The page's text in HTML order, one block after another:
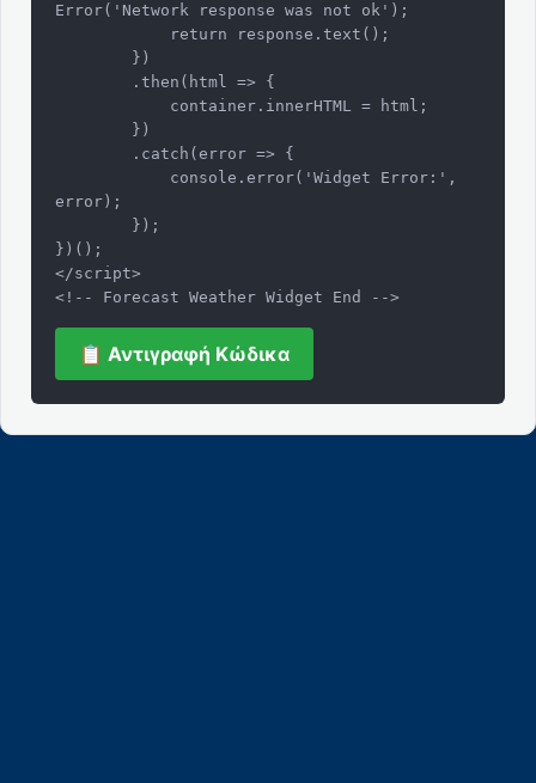
Error('Network response was not ok');
error);
})();
</script>
<!-- Forecast Weather Widget End -->
📋 Αντιγραφή Κώδικα